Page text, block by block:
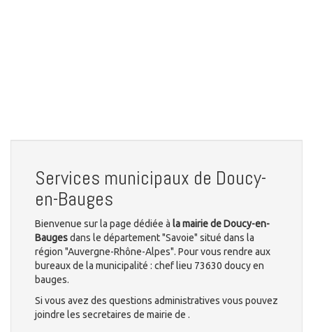
Services municipaux de Doucy-
en-Bauges
Bienvenue sur la page dédiée à la mairie de Doucy-en-
Baugesdans le département "Savoie" situé dans la
région "Auvergne-Rhône-Alpes". Pour vous rendre aux
bureaux de la municipalité : chef lieu 73630 doucy en
bauges.
Si vous avez des questions administratives vous pouvez
joindre les secretaires de mairie de .